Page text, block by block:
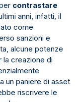
contrastare
anni, infatti, il
come
sanzioni e
alcune potenze
la creazione di
un paniere di asset
riscrivere le